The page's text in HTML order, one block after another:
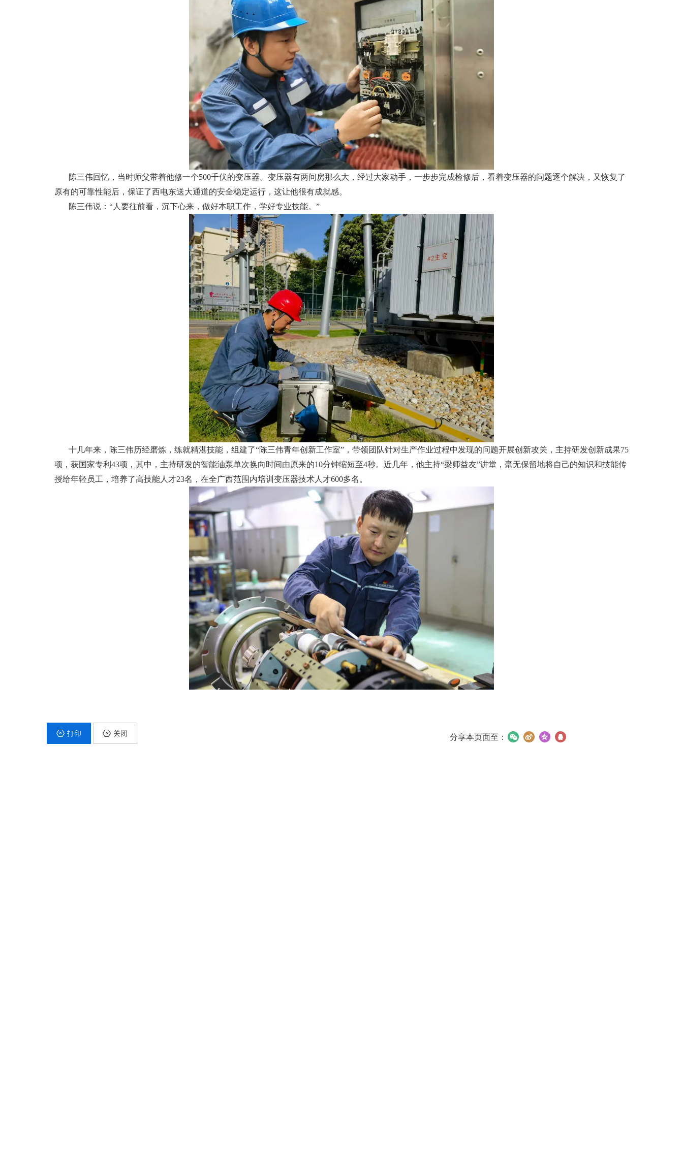
陈三伟回忆，当时师父带着他修一个500千伏的变压器。变压器有两间房那么大，经过大家动手，一步步完成检修后，看着变压器的问题逐个解决，又恢复了
原有的可靠性能后，保证了西电东送大通道的安全稳定运行，这让他很有成就感。
陈三伟说：“人要往前看，沉下心来，做好本职工作，学好专业技能。”
十几年来，陈三伟历经磨炼，练就精湛技能，组建了“陈三伟青年创新工作室”，带领团队针对生产作业过程中发现的问题开展创新攻关，主持研发创新成果75
项，获国家专利43项，其中，主持研发的智能油泵单次换向时间由原来的10分钟缩短至4秒。近几年，他主持“梁师益友”讲堂，毫无保留地将自己的知识和技能传
授给年轻员工，培养了高技能人才23名，在全广西范围内培训变压器技术人才600多名。
打印 关闭 分享本页面至：